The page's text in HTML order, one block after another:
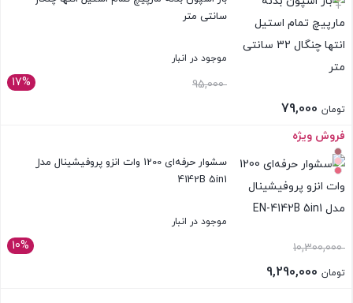
سانتی متر
موجود در انبار
17% 95,000
تومان
بستن
+
فروش ویژه
4142B 5in1
موجود در انبار
10% 10,300,000
تومان